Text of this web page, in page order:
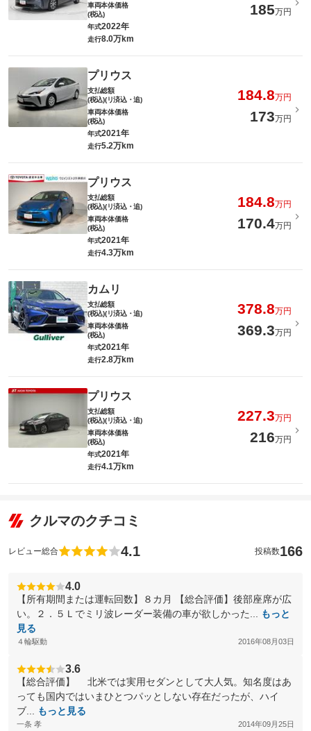
車両本体価格
(税込)
185万円
年式2022年
走行8.0万km
プリウス
支払総額
(税込)(リ済込・追)
184.8万円
車両本体価格
(税込)
173万円
年式2021年
走行5.2万km
プリウス
支払総額
(税込)(リ済込・追)
184.8万円
車両本体価格
(税込)
170.4万円
年式2021年
走行4.3万km
カムリ
支払総額
(税込)(リ済込・追)
378.8万円
車両本体価格
(税込)
369.3万円
年式2021年
走行2.8万km
プリウス
支払総額
(税込)(リ済込・追)
227.3万円
車両本体価格
(税込)
216万円
年式2021年
走行4.1万km
クルマのクチコミ
レビュー総合 4.1 投稿数166
4.0
【所有期間または運転回数】８カ月 【総合評価】後部座席が広
い。２．５Ｌでミリ波レーダー装備の車が欲しかった...
もっと
見る
４輪駆動 2016年08月03日
3.6
【総合評価】 北米では実用セダンとして大人気。知名度はあ
っても国内ではいまひとつパッとしない存在だったが、ハイ
ブ...
もっと見る
一条 孝 2014年09月25日